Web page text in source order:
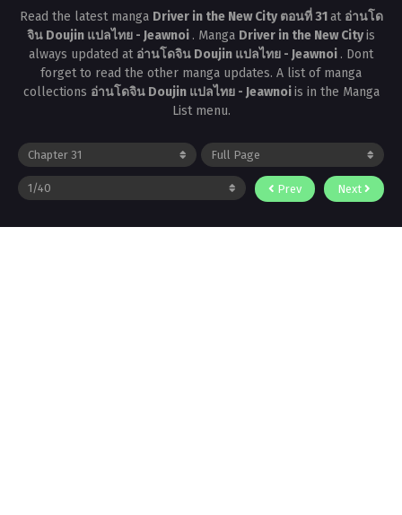
Read the latest manga Driver in the New City ตอนที่ 31at อ่านโด
จิน Doujin แปลไทย - Jeawnoi . Manga Driver in the New Cityis
always updated at อ่านโดจิน Doujin แปลไทย - Jeawnoi . Dont
forget to read the other manga updates. A list of manga
collections อ่านโดจิน Doujin แปลไทย - Jeawnoiis in the Manga
List menu.
Prev Next